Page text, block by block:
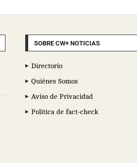
SOBRE CW+ NOTICIAS
Directorio
Quiénes Somos
Aviso de Privacidad
Política de fact-check